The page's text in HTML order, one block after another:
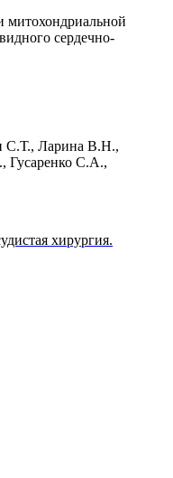
митохондриальной
сердечно-
С.Т., Ларина В.Н.,
, Гусаренко С.А.,
хирургия.